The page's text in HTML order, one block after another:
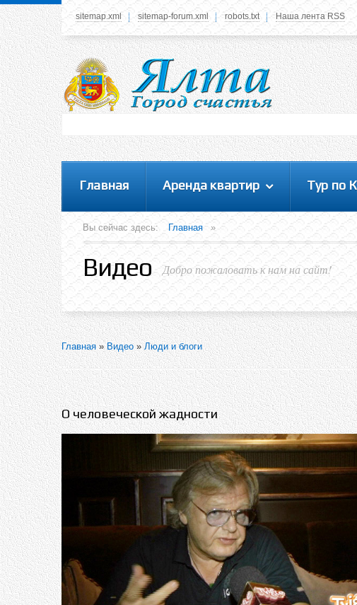
У вас нет прав просматривать данное меню,
пожалуйста, войдите на сайт под своим
логином или зарегестрируйтесь! Это позволит
вам пользоваться всеми функциями нашего
sitemap.xml sitemap-forum.xml robots.txt Наша лента RSS
Главная Аренда квартир Тур по
Вы сейчас здесь: Главная »
Видео Добро пожаловать к нам на сайт!
Главная»Видео»Люди и блоги
О человеческой жадности